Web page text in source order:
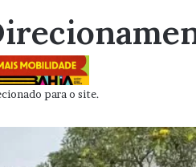
para o site.